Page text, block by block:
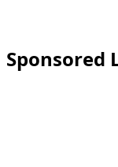
Sponsored